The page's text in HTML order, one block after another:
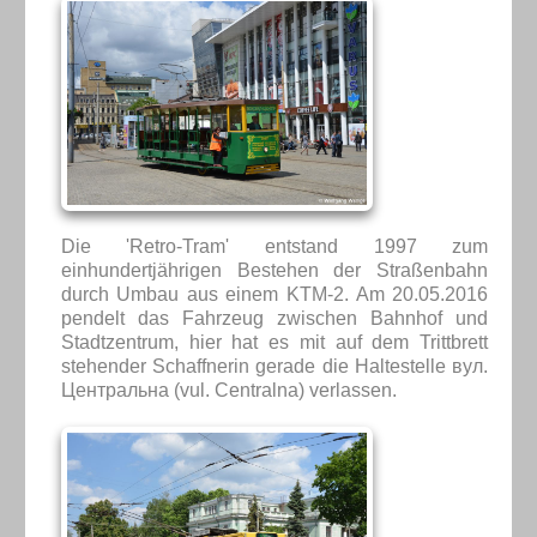
Die 'Retro-Tram' entstand 1997 zum
einhundertjährigen Bestehen der Straßenbahn
durch Umbau aus einem KTM-2. Am 20.05.2016
pendelt das Fahrzeug zwischen Bahnhof und
Stadtzentrum, hier hat es mit auf dem Trittbrett
stehender Schaffnerin gerade die Haltestelle вул.
Центральна (vul. Centralna) verlassen.